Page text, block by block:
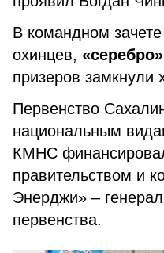
В командном
охинцев,
призеров замкнули
Первенство
национальным
КМНС
правительством и
Энерджи» –
первенства.